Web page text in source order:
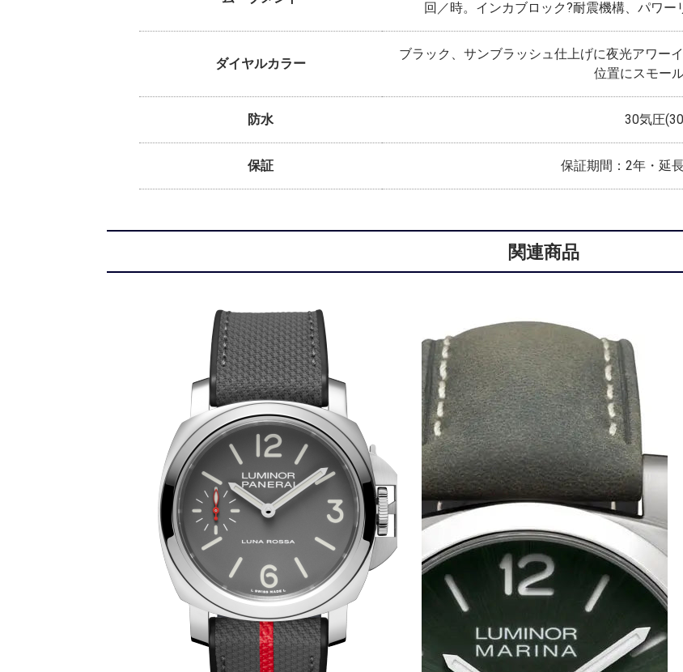
回／時。インカブロック?耐震機構、パワ
ダイヤルカラー
ブラック、サンブラッシュ仕上げに夜光アワー
位置にスモー
防水 30気圧
保証 保証期間：2年・延
関連商品